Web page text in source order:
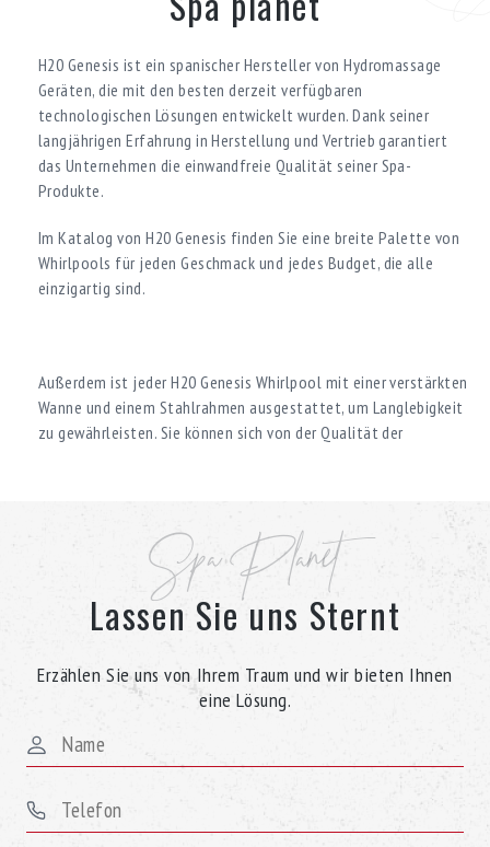
H20 Genesis ist ein spanischer Hersteller von Hydromassage
Geräten, die mit den besten derzeit verfügbaren
technologischen Lösungen entwickelt wurden. Dank seiner
langjährigen Erfahrung in Herstellung und Vertrieb garantiert
das Unternehmen die einwandfreie Qualität seiner Spa-
Produkte.
Im Katalog von H20 Genesis finden Sie eine breite Palette von
Whirlpools für jeden Geschmack und jedes Budget, die alle
einzigartig sind.
Außerdem ist jeder H20 Genesis Whirlpool mit einer verstärkten
Wanne und einem Stahlrahmen ausgestattet, um Langlebigkeit
zu gewährleisten. Sie können sich von der Qualität der
Schauen Sie sich die große Auswahl an H20 Genesis Whirlpools
von Spa Planet an und unser Verkaufsteam wird Ihnen bei der
Auswahl des perfekten Whirlpools helfen.
Spa Planet
Lassen Sie uns Sternt
Erzählen Sie uns von Ihrem Traum und wir bieten Ihnen
eine Lösung.